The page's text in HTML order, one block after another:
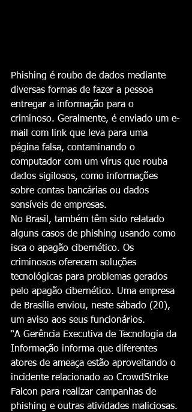
Phishing é roubo de dados mediante
diversas formas de fazer a pessoa
entregar a informação para o
criminoso. Geralmente, é enviado um e-
mail com link que leva para uma
página falsa, contaminando o
computador com um vírus que rouba
dados sigilosos, como informações
sobre contas bancárias ou dados
sensíveis de empresas.
No Brasil, também têm sido relatado
alguns casos de phishing usando como
isca o apagão cibernético. Os
criminosos oferecem soluções
tecnológicas para problemas gerados
pelo apagão cibernético. Uma empresa
de Brasília enviou, neste sábado (20),
um aviso aos seus funcionários.
“A Gerência Executiva de Tecnologia da
Informação informa que diferentes
atores de ameaça estão aproveitando o
incidente relacionado ao CrowdStrike
Falcon para realizar campanhas de
phishing e outras atividades maliciosas.